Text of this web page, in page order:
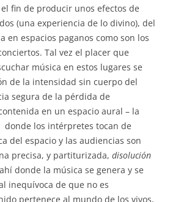
fin de producir unos efectos de
(una experiencia de lo divino), del
en espacios paganos como son los
Tal vez el placer que
música en estos lugares se
de la intensidad sin cuerpo del
segura de la pérdida de
en un espacio aural – la
donde los intérpretes tocan de
del espacio y las audiencias son
precisa, y partiturizada, disolución
donde la música se genera y se
inequívoca de que no es
pertenece al mundo de los vivos,